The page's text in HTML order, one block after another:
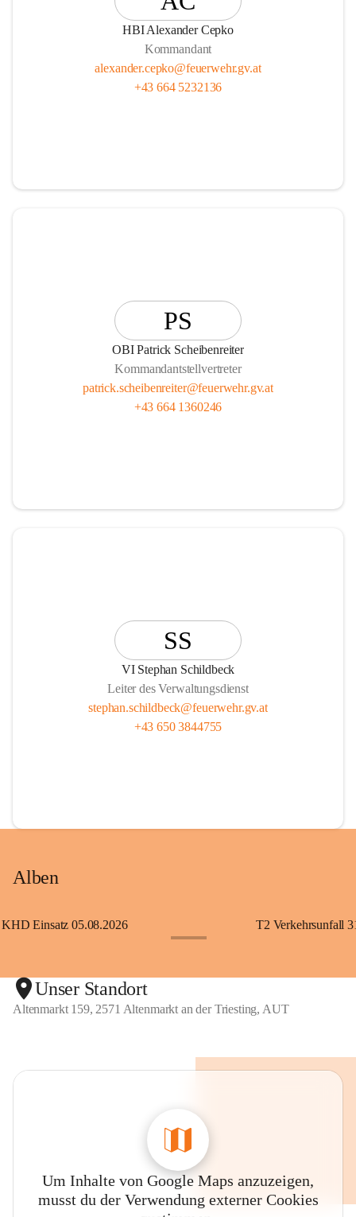
HBI Alexander Cepko
Kommandant
alexander.cepko@feuerwehr.gv.at
+43 664 5232136
PS
OBI Patrick Scheibenreiter
Kommandantstellvertreter
patrick.scheibenreiter@feuerwehr.gv.at
+43 664 1360246
SS
VI Stephan Schildbeck
Leiter des Verwaltungsdienst
stephan.schildbeck@feuerwehr.gv.at
+43 650 3844755
Alben
KHD Einsatz 05.08.2026 T2 Verkehrsunfall
Unser Standort
Altenmarkt 159, 2571 Altenmarkt an der Triesting, AUT
Um Inhalte von Google Maps anzuzeigen,
musst du der Verwendung externer Cookies